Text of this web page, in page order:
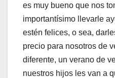
es muy bueno que nos
importantísimo llevarle
estén felices, o sea,
precio para nosotros de
diferente, un verano de
nuestros hijos les van a